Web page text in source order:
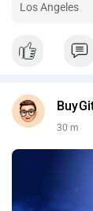
Los Angeles
30 m